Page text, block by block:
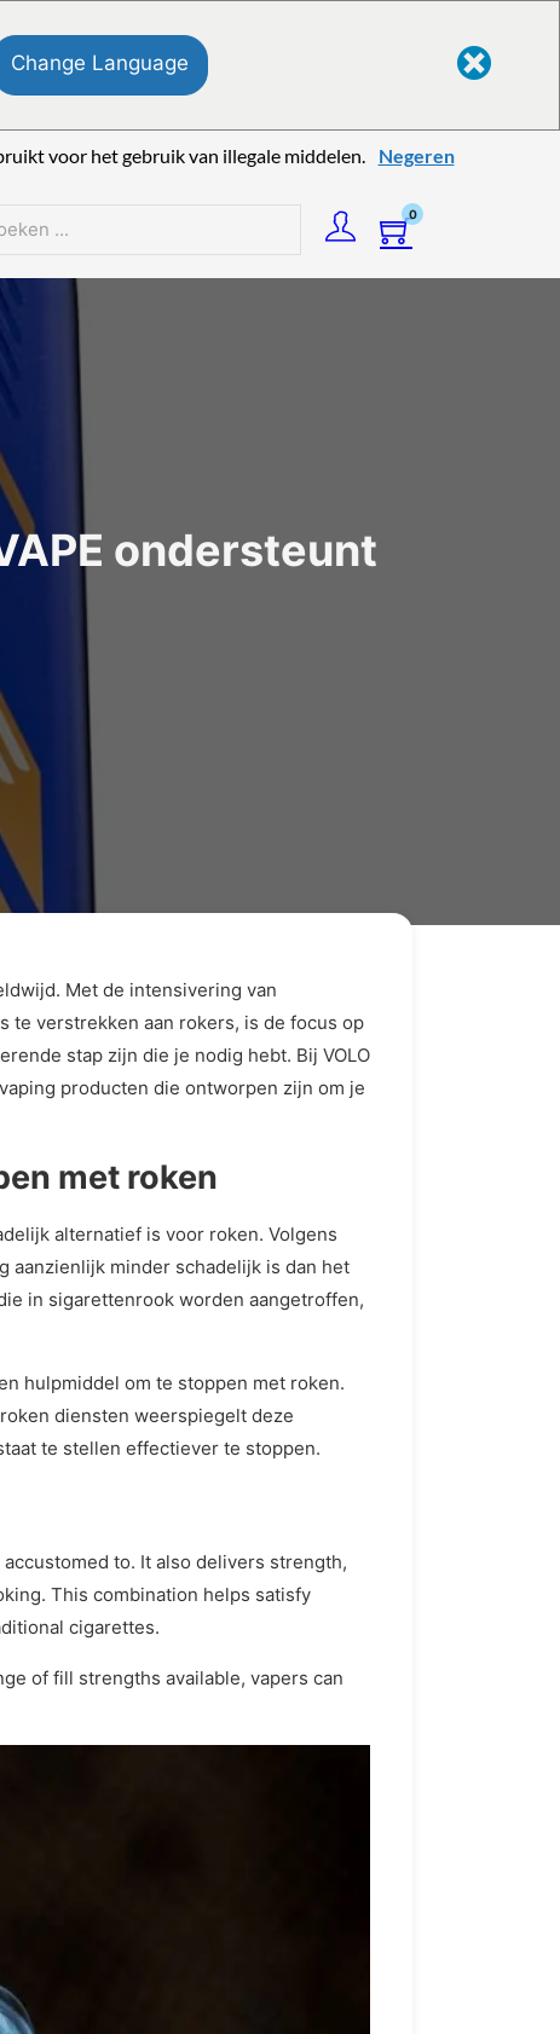
Change Language
voor het gebruik van illegale middelen. Negeren
0
ondersteunt
Met de intensivering van
te verstrekken aan rokers, is de focus op
stap zijn die je nodig hebt. Bij VOLO
producten die ontworpen zijn om je
met roken
alternatief is voor roken. Volgens
aanzienlijk minder schadelijk is dan het
in sigarettenrook worden aangetroffen,
hulpmiddel om te stoppen met roken.
diensten weerspiegelt deze
te stellen effectiever te stoppen.
to. It also delivers strength,
This combination helps satisfy
cigarettes.
of fill strengths available, vapers can